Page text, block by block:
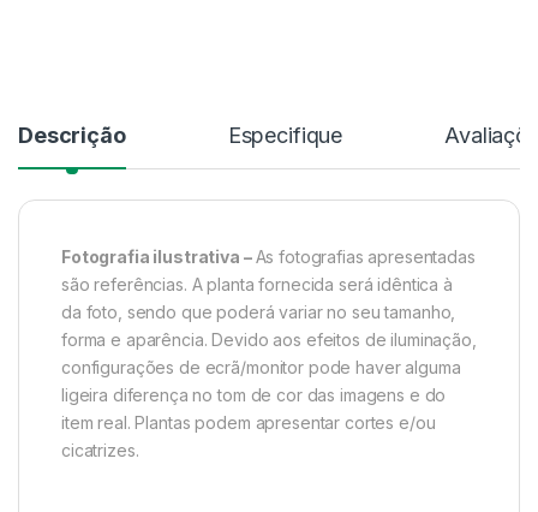
Descrição Especifique
Fotografia ilustrativa –As fotografias apresentadas
são referências. A planta fornecida será idêntica à
da foto, sendo que poderá variar no seu tamanho,
forma e aparência. Devido aos efeitos de iluminação,
configurações de ecrã/monitor pode haver alguma
ligeira diferença no tom de cor das imagens e do
item real. Plantas podem apresentar cortes e/ou
cicatrizes.